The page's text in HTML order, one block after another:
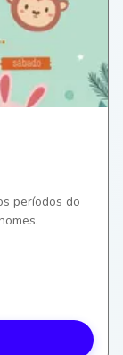
períodos do